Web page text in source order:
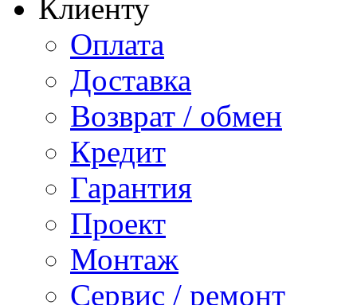
Клиенту
Оплата
Доставка
Возврат / обмен
Кредит
Гарантия
Проект
Монтаж
Сервис / ремонт